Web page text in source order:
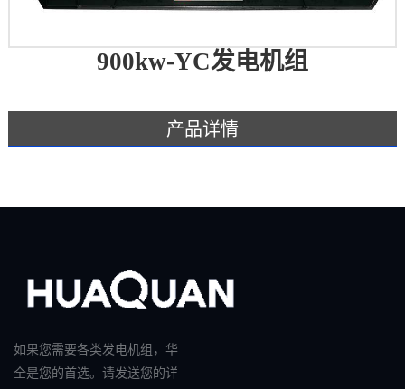
900kw-YC发电机组
产品详情
如果您需要各类发电机组，华
全是您的首选。请发送您的详